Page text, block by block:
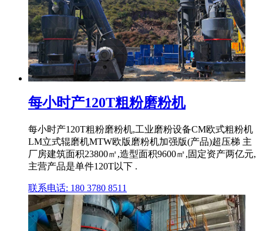
每小时产120T粗粉磨粉机
每小时产120T粗粉磨粉机,工业磨粉设备CM欧式粗粉机
LM立式辊磨机MTW欧版磨粉机加强版(产品)超压梯 主
厂房建筑面积23800㎡,造型面积9600㎡,固定资产两亿元,
主营产品是单件120T以下 .
联系电话: 180 3780 8511